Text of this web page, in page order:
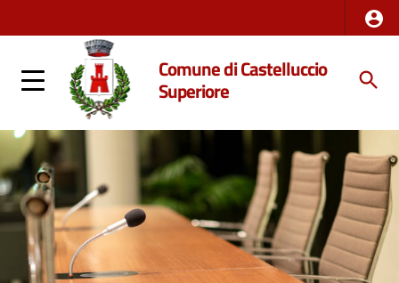
Comune di Castelluccio
Superiore